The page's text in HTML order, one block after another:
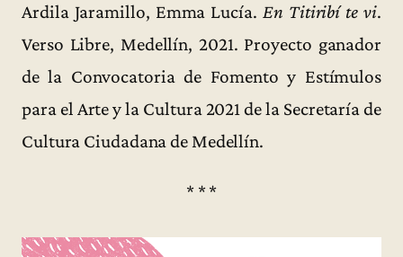
Ardila Jaramillo, Emma Lucía.En Titiribí te vi.
Verso Libre, Medellín, 2021. Proyecto ganador
de la Convocatoria de Fomento y Estímulos
para el Arte y la Cultura 2021 de la Secretaría de
Cultura Ciudadana de Medellín.
* * *